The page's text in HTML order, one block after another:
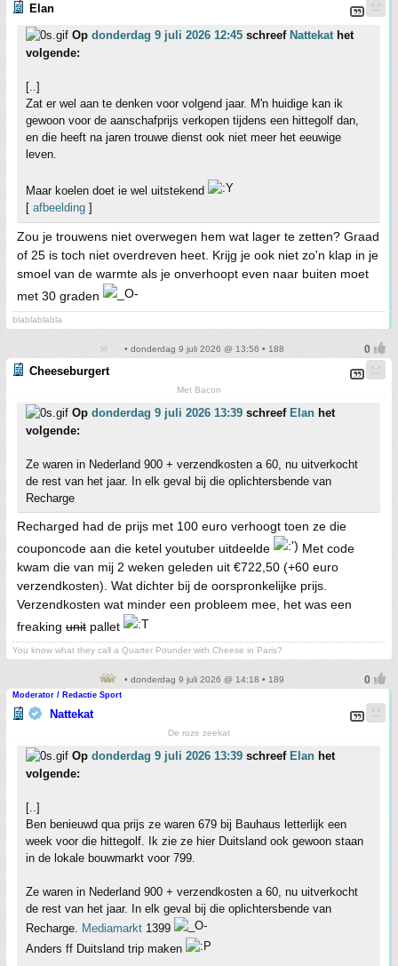
Elan
Op donderdag 9 juli 2026 12:45 schreef Nattekat het
volgende:
[..]
Zat er wel aan te denken voor volgend jaar. M'n huidige kan ik
gewoon voor de aanschafprijs verkopen tijdens een hittegolf dan,
en die heeft na jaren trouwe dienst ook niet meer het eeuwige
leven.
Maar koelen doet ie wel uitstekend
[ afbeelding ]
Zou je trouwens niet overwegen hem wat lager te zetten? Graad
of 25 is toch niet overdreven heet. Krijg je ook niet zo'n klap in je
smoel van de warmte als je onverhoopt even naar buiten moet
met 30 graden
blablablabla
• donderdag 9 juli 2026 @ 13:56 • 188
Cheeseburgert
Met Bacon
Op donderdag 9 juli 2026 13:39 schreef Elan het
volgende:
Ze waren in Nederland 900 + verzendkosten a 60, nu uitverkocht
de rest van het jaar. In elk geval bij die oplichtersbende van
Recharge
Recharged had de prijs met 100 euro verhoogt toen ze die
couponcode aan die ketel youtuber uitdeelde
Met code
kwam die van mij 2 weken geleden uit €722,50 (+60 euro
verzendkosten). Wat dichter bij de oorspronkelijke prijs.
Verzendkosten wat minder een probleem mee, het was een
freaking unit pallet
You know what they call a Quarter Pounder with Cheese in Paris?
• donderdag 9 juli 2026 @ 14:18 • 189
Moderator / Redactie Sport
Nattekat
De roze zeekat
Op donderdag 9 juli 2026 13:39 schreef Elan het
volgende:
[..]
Ben benieuwd qua prijs ze waren 679 bij Bauhaus letterlijk een
week voor die hittegolf. Ik zie ze hier Duitsland ook gewoon staan
in de lokale bouwmarkt voor 799.
Ze waren in Nederland 900 + verzendkosten a 60, nu uitverkocht
de rest van het jaar. In elk geval bij die oplichtersbende van
Recharge.
Mediamarkt 1399
Anders ff Duitsland trip maken